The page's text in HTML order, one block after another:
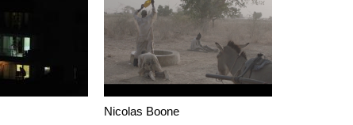
Nicolas Boone